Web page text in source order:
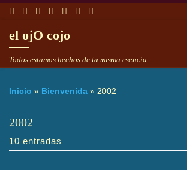
Saltar al contenido
el ojO cojo
Todos estamos hechos de la misma esencia
Inicio » Bienvenida » 2002
2002
10 entradas